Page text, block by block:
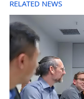
RELATED NEWS